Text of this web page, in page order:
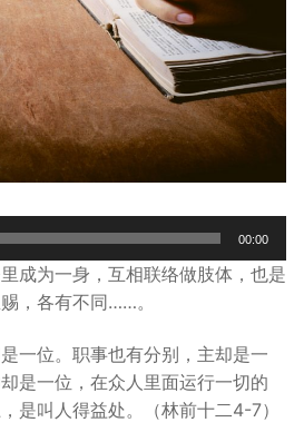
00:00
成为一身，互相联络做肢体，也是
，各有不同……。
一位。职事也有分别，主却是一
是一位，在众人里面运行一切的
是叫人得益处。（林前十二4-7）